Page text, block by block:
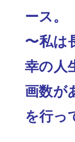
ース。
〜私は
幸の人
画数が
を行っ